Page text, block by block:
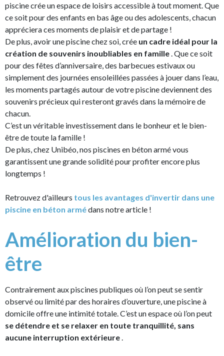
piscine crée un espace de loisirs accessible à tout moment. Que
ce soit pour des enfants en bas âge ou des adolescents, chacun
appréciera ces moments de plaisir et de partage !
De plus, avoir une piscine chez soi, crée un cadre idéal pour la
création de souvenirs inoubliables en famille. Que ce soit
pour des fêtes d’anniversaire, des barbecues estivaux ou
simplement des journées ensoleillées passées à jouer dans l’eau,
les moments partagés autour de votre piscine deviennent des
souvenirs précieux qui resteront gravés dans la mémoire de
chacun.
C’est un véritable investissement dans le bonheur et le bien-
être de toute la famille !
De plus, chez Unibéo, nos piscines en béton armé vous
garantissent une grande solidité pour profiter encore plus
longtemps !
Retrouvez d'ailleurs tous les avantages d'invertir dans une
piscine en béton armédans notre article !
Amélioration du bien-
être
Contrairement aux piscines publiques où l’on peut se sentir
observé ou limité par des horaires d’ouverture, une piscine à
domicile offre une intimité totale. C’est un espace où l’on peut
se détendre et se relaxer en toute tranquillité, sans
aucune interruption extérieure.